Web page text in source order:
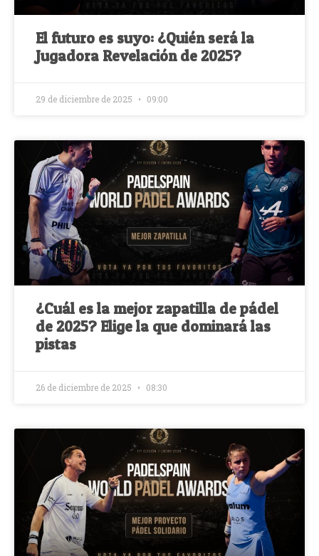
El futuro es suyo: ¿Quién será la
Jugadora Revelación de 2025?
29 de diciembre de 2025 09:00
¿Cuál es la mejor zapatilla de pádel
de 2025? Elige la que dominará las
pistas
26 de diciembre de 2025 08:30